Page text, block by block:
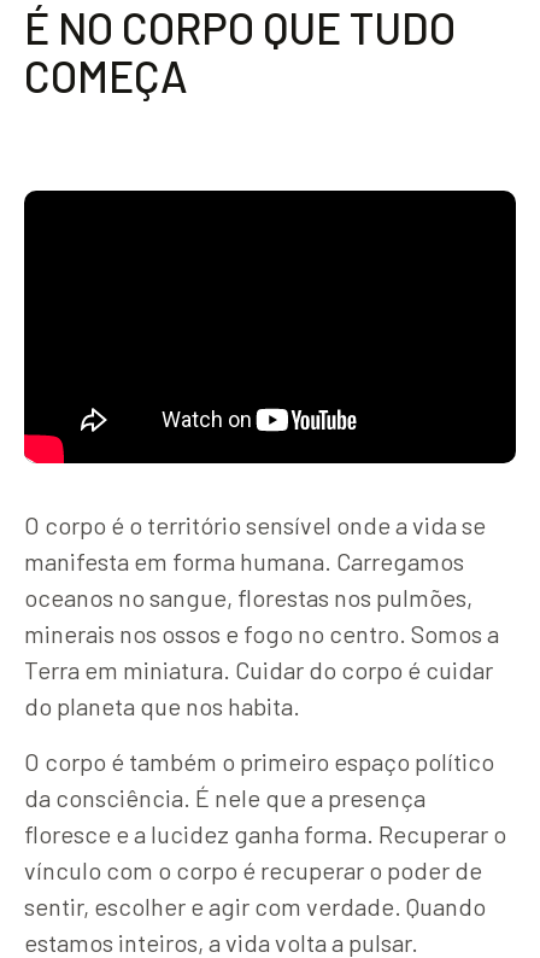
É NO CORPO QUE TUDO
COMEÇA
O corpo é o território sensível onde a vida se
manifesta em forma humana. Carregamos
oceanos no sangue, florestas nos pulmões,
minerais nos ossos e fogo no centro. Somos a
Terra em miniatura. Cuidar do corpo é cuidar
do planeta que nos habita.
O corpo é também o primeiro espaço político
da consciência. É nele que a presença
floresce e a lucidez ganha forma. Recuperar o
vínculo com o corpo é recuperar o poder de
sentir, escolher e agir com verdade. Quando
estamos inteiros, a vida volta a pulsar.